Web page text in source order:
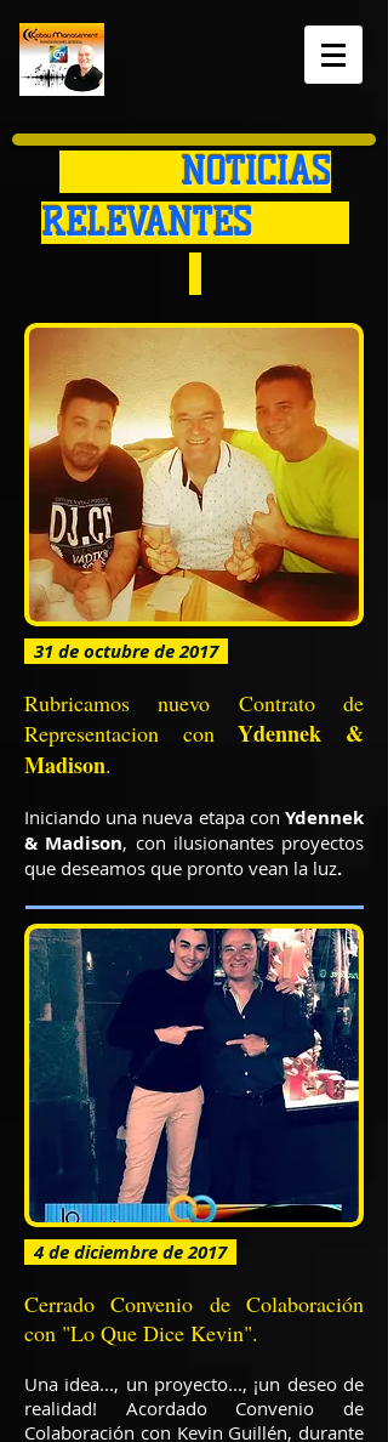
NOTICIAS
RELEVANTES
31 de octubre de 2017
Rubricamos nuevo Contrato de
Representacion conYdennek &
Madison.
Iniciando una nueva etapa con Ydennek
& Madison, con ilusionantes proyectos
que deseamos que pronto vean la luz.
4 de diciembre de 2017
Cerrado Convenio de Colaboración
con "Lo Que Dice Kevin".
Una idea..., un proyecto..., ¡un deseo de
realidad! Acordado Convenio de
Colaboración con Kevin Guillén, durante